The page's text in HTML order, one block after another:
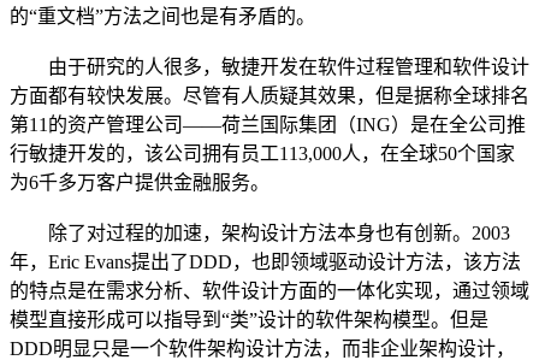
的“重文档”方法之间也是有矛盾的。
由于研究的人很多，敏捷开发在软件过程管理和软件设计
方面都有较快发展。尽管有人质疑其效果，但是据称全球排名
第11的资产管理公司——荷兰国际集团（ING）是在全公司推
行敏捷开发的，该公司拥有员工113,000人，在全球50个国家
为6千多万客户提供金融服务。
除了对过程的加速，架构设计方法本身也有创新。2003
年，Eric Evans提出了DDD，也即领域驱动设计方法，该方法
的特点是在需求分析、软件设计方面的一体化实现，通过领域
模型直接形成可以指导到“类”设计的软件架构模型。但是
DDD明显只是一个软件架构设计方法，而非企业架构设计，